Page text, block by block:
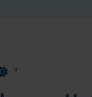
+